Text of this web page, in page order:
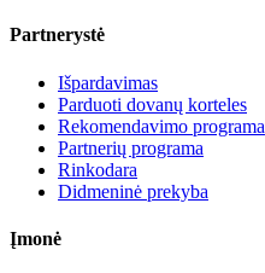
Partnerystė
Išpardavimas
Parduoti dovanų korteles
Rekomendavimo programa
Partnerių programa
Rinkodara
Didmeninė prekyba
Įmonė